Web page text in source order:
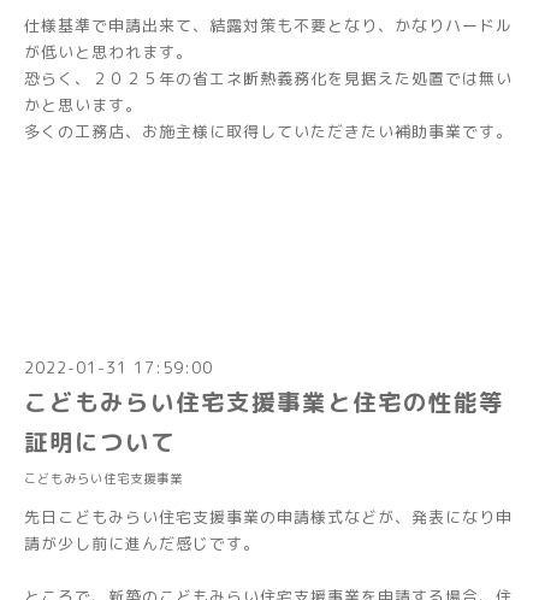
仕様基準で申請出来て、結露対策も不要となり、かなりハードル
が低いと思われます。
恐らく、２０２５年の省エネ断熱義務化を見据えた処置では無い
かと思います。
多くの工務店、お施主様に取得していただきたい補助事業です。
2022-01-31 17:59:00
こどもみらい住宅支援事業と住宅の性能等
証明について
こどもみらい住宅支援事業
先日こどもみらい住宅支援事業の申請様式などが、発表になり申
請が少し前に進んだ感じです。